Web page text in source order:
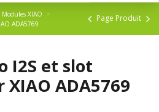
Modules XIAO
ADA5769
Page Produit
I2S et slot
XIAO ADA5769